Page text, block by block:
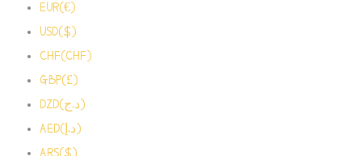
EUR(€)
USD($)
CHF(CHF)
GBP(£)
DZD(د.ج)
AED(د.إ)
ARS($)